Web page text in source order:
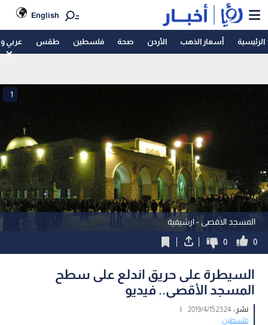
English
الرئيسية أسعار الذهب الأردن صحة فلسطين طقس عربي
المسجد الاقصى - ارشيفية
1
0
0
السيطرة على حريق اندلع على سطح
المسجد الأقصى.. فيديو
نشر :23:24 2019/4/15
|
فلسطين